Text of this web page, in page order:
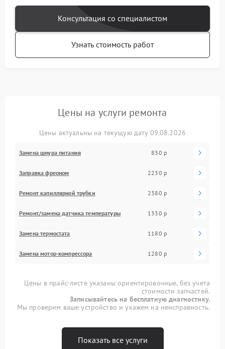
Консультация со специалистом
Узнать стоимость работ
Цены на услуги ремонта
Цены актуальны на текущую дату 09.08.2026
Замена шнура питания 830 р
Заправка фреоном 2230 р
Ремонт капиллярной трубки 2380 р
Ремонт/замена датчика температуры 1330 р
Замена термостата 1180 р
Замена мотор-компрессора 1280 р
Цены в прайс-листе указаны ориентировочные, без учета
стоимости запчастей.
Записывайтесь на бесплатную диагностику.
Мы проверим ваше устройство и укажем на неисправность.
Показать все услуги